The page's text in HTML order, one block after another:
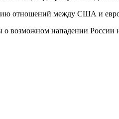
отношений между США и
возможном нападении России